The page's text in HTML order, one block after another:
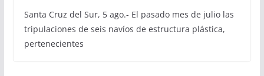
Santa Cruz del Sur, 5 ago.- El pasado mes de julio las
tripulaciones de seis navíos de estructura plástica,
pertenecientes